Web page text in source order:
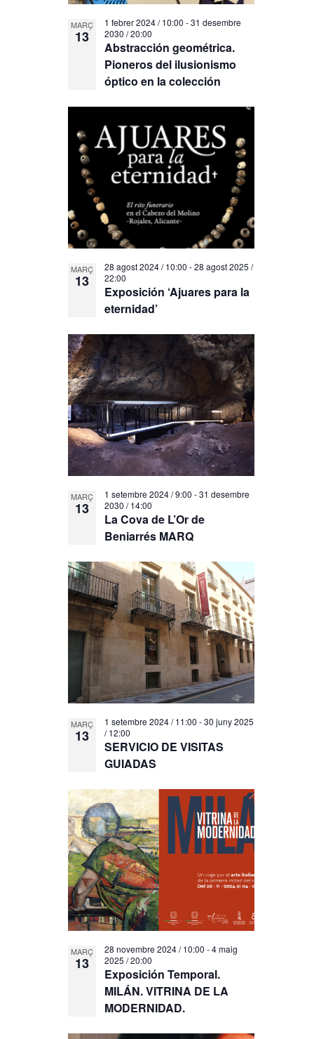
MARÇ
13
Abstracción geométrica.
Pioneros del ilusionismo
óptico en la colección
1 febrer 2024 / 10:00 -31 desembre
2030 / 20:00
MARÇ
13
Exposición ‘Ajuares para la
eternidad’
28 agost 2024 / 10:00 -28 agost 2025 /
22:00
MARÇ
13
La Cova de L’Or de
Beniarrés MARQ
1 setembre 2024 / 9:00 -31 desembre
2030 / 14:00
MARÇ
13
SERVICIO DE VISITAS
GUIADAS
1 setembre 2024 / 11:00 -30 juny 2025
/ 12:00
MARÇ
13
Exposición Temporal.
MILÁN. VITRINA DE LA
MODERNIDAD.
28 novembre 2024 / 10:00 -4 maig
2025 / 20:00